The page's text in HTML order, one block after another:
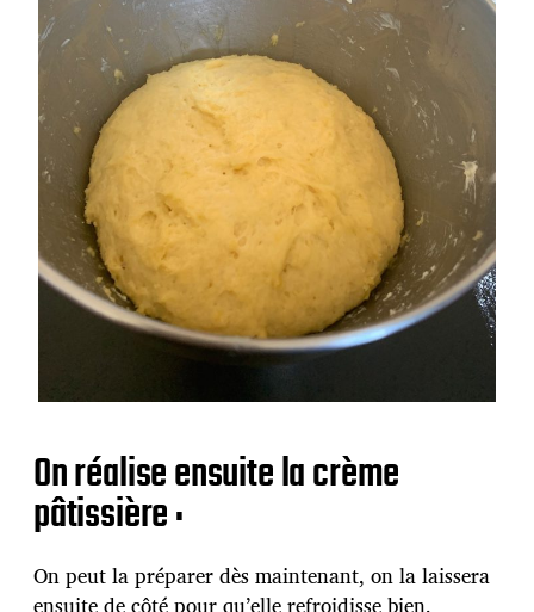
On réalise ensuite la crème
pâtissière :
On peut la préparer dès maintenant, on la laissera